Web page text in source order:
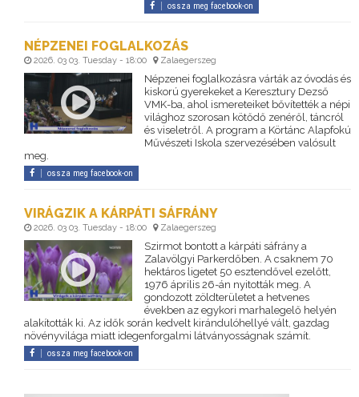
ossza meg facebook-on
NÉPZENEI FOGLALKOZÁS
2026. 03 03. Tuesday - 18:00 Zalaegerszeg
Népzenei foglalkozásra várták az óvodás és
kiskorú gyerekeket a Keresztury Dezső
VMK-ba, ahol ismereteiket bővítették a népi
világhoz szorosan kötődő zenéről, táncról
és viseletről. A program a Körtánc Alapfokú
Művészeti Iskola szervezésében valósult
meg.
ossza meg facebook-on
VIRÁGZIK A KÁRPÁTI SÁFRÁNY
2026. 03 03. Tuesday - 18:00 Zalaegerszeg
Szirmot bontott a kárpáti sáfrány a
Zalavölgyi Parkerdőben. A csaknem 70
hektáros ligetet 50 esztendővel ezelőtt,
1976 április 26-án nyitották meg. A
gondozott zöldterületet a hetvenes
években az egykori marhalegelő helyén
alakították ki. Az idők során kedvelt kirándulóhellyé vált, gazdag
növényvilága miatt idegenforgalmi látványosságnak számít.
ossza meg facebook-on